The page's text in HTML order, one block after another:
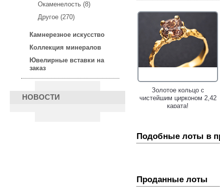
Окаменелость (8)
Другое (270)
Камнерезное искусство
Коллекция минералов
Ювелирные вставки на
заказ
НОВОСТИ
Золотое кольцо с крупным
неоново-зеленым апатитом
Золотое кольцо с
чистейшим цирконом 2,42
карата!
Подобные лоты в
Проданные лоты